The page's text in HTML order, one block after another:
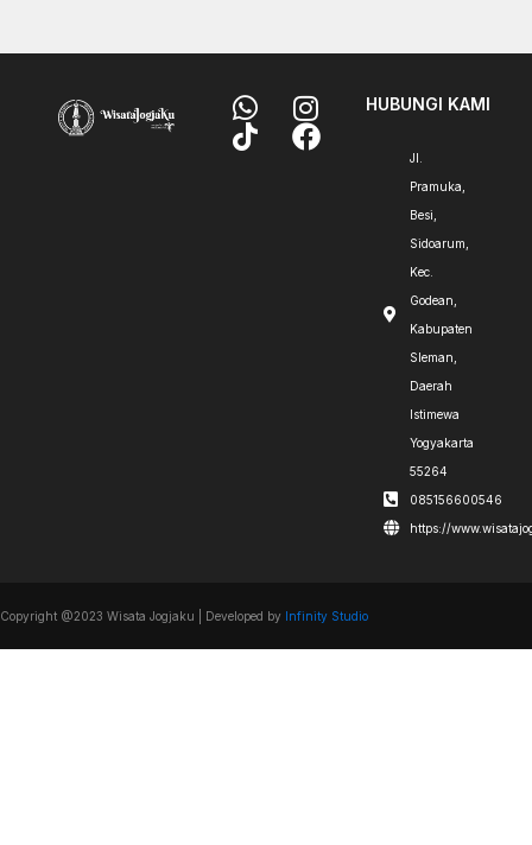
HUBUNGI KAMI
Jl.
Pramuka,
Besi,
Sidoarum,
Kec.
Godean,
Kabupaten
Sleman,
Daerah
Istimewa
Yogyakarta
55264
085156600546
https://
Copyright @2023 Wisata Jogjaku | Developed by Infinity Studio